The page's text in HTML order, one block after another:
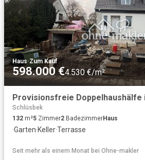
Haus·Zum Kauf
598.000 €4.530 €/m²
Schlüsbek
132 m²5 Zimmer2 BadezimmerHaus
·Garten·Keller·Terrasse
Seit mehr als einem Monat bei Ohne-makler